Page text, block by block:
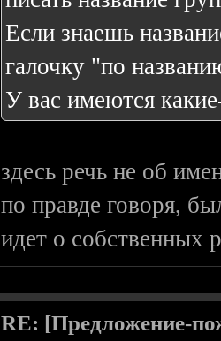
Если знаешь
галочку "по
У вас имеются
здесь речь не об
по правде говоря,
идет о собственных
RE: [Предложение-